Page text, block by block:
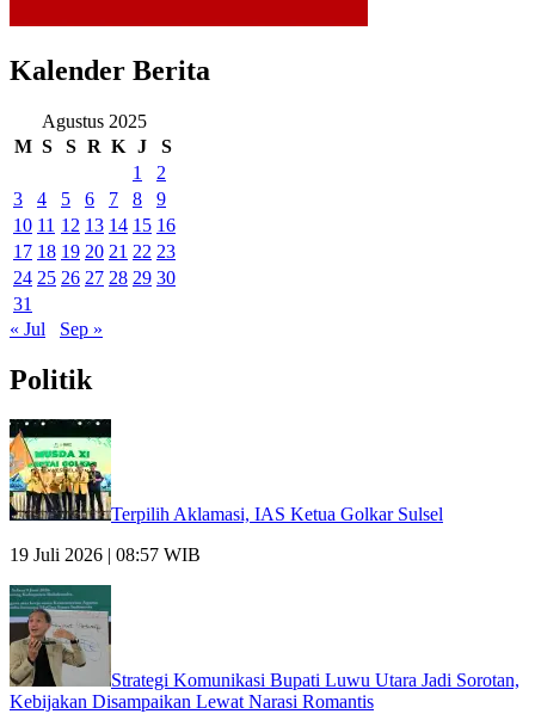
Kalender Berita
Agustus 2025
M S S R K J
S
1
2
3
4 5 6 7 8
9
10 11 12 13 14 15 16
17 18 19 20 21 22 23
24 25 26 27 28 29 30
31
« Jul
Sep »
Politik
Terpilih Aklamasi, IAS Ketua Golkar Sulsel
19 Juli 2026 | 08:57 WIB
Strategi Komunikasi Bupati Luwu Utara Jadi Sorotan,
Kebijakan Disampaikan Lewat Narasi Romantis